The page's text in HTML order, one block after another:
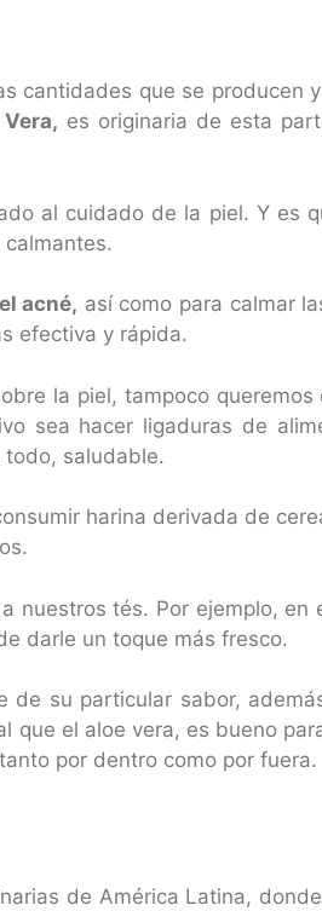
cantidades que se producen
es originaria de esta
al cuidado de la piel. Y es
calmantes.
acné, así como para calmar
efectiva y rápida.
la piel, tampoco
sea hacer ligaduras de
todo, saludable.
harina derivada de
nuestros tés. Por ejemplo,
darle un toque más fresco.
su particular sabor,
el aloe vera, es bueno
por dentro como por fuera.
de América Latina,